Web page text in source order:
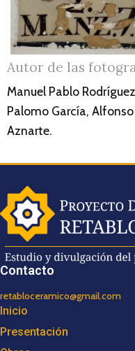
Autor de las
Manuel Pablo
Palomo García,
Aznarte.
Contacto
retabloceramico@gmail.com
Inicio
Presentación